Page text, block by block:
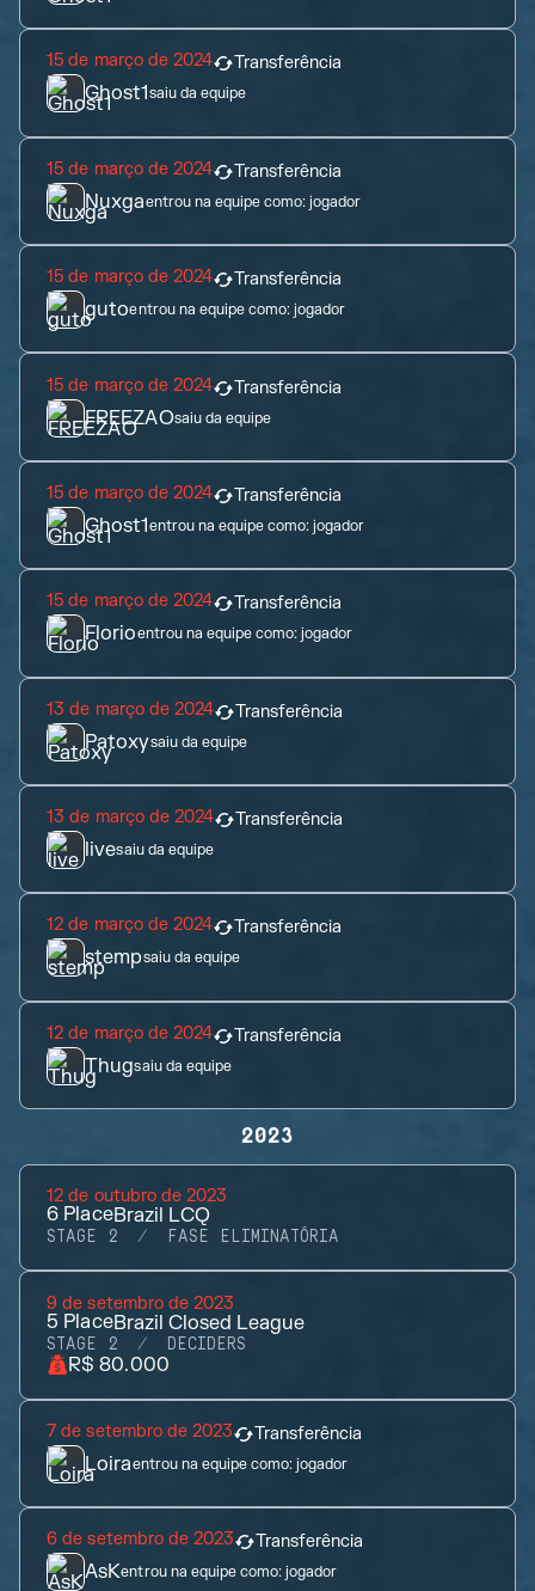
15 de março de 2024 Transferência
Ghost1saiu da equipe
15 de março de 2024 Transferência
Nuxgaentrou na equipe como:jogador
15 de março de 2024 Transferência
gutoentrou na equipe como:jogador
15 de março de 2024 Transferência
FREEZAOsaiu da equipe
15 de março de 2024 Transferência
Ghost1entrou na equipe como:jogador
15 de março de 2024 Transferência
Florioentrou na equipe como:jogador
13 de março de 2024 Transferência
Patoxysaiu da equipe
13 de março de 2024 Transferência
livesaiu da equipe
12 de março de 2024 Transferência
stempsaiu da equipe
12 de março de 2024 Transferência
Thugsaiu da equipe
2023
12 de outubro de 2023
6 PlaceBrazil LCQ
STAGE 2 FASE ELIMINATÓRIA
9 de setembro de 2023
5 PlaceBrazil Closed League
STAGE 2 DECIDERS
R$ 80.000
7 de setembro de 2023 Transferência
Loiraentrou na equipe como:jogador
6 de setembro de 2023 Transferência
AsKentrou na equipe como:jogador